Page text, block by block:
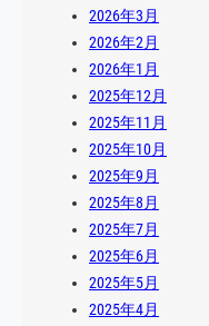
2026年3月
2026年2月
2026年1月
2025年12月
2025年11月
2025年10月
2025年9月
2025年8月
2025年7月
2025年6月
2025年5月
2025年4月